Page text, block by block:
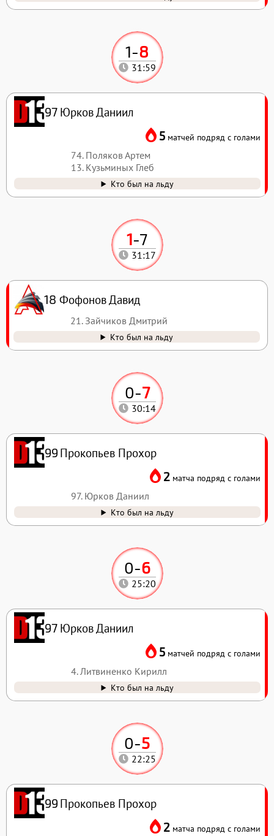
0-5
22:25
99 Прокопьев Прохор
2 матча подряд с голами
0-6
25:20
97 Юрков Даниил
5 матчей подряд с голами
4. Литвиненко Кирилл
Кто был на льду
0-7
30:14
99 Прокопьев Прохор
2 матча подряд с голами
97. Юрков Даниил
Кто был на льду
1-7
31:17
18 Фофонов Давид
21. Зайчиков Дмитрий
Кто был на льду
1-8
31:59
97 Юрков Даниил
5 матчей подряд с голами
74. Поляков Артем
13. Кузьминых Глеб
Кто был на льду